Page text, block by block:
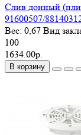
Слив донный
91600507/
Вес: 0,67 Вид
100
1634.00р.
В корзину